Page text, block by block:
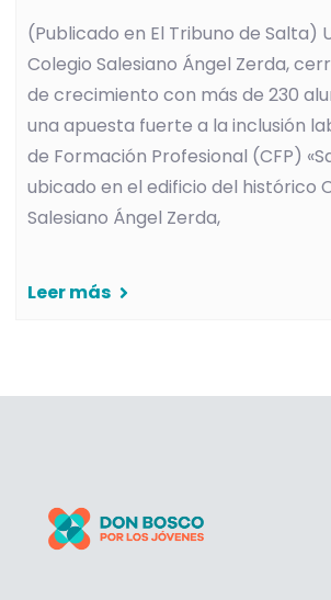
(Publicado en El Tribuno de Salta)
Colegio Salesiano Ángel Zerda,
de crecimiento con más de 230
una apuesta fuerte a la inclusión
de Formación Profesional (CFP)
ubicado en el edificio del histórico
Salesiano Ángel Zerda,
Leer más